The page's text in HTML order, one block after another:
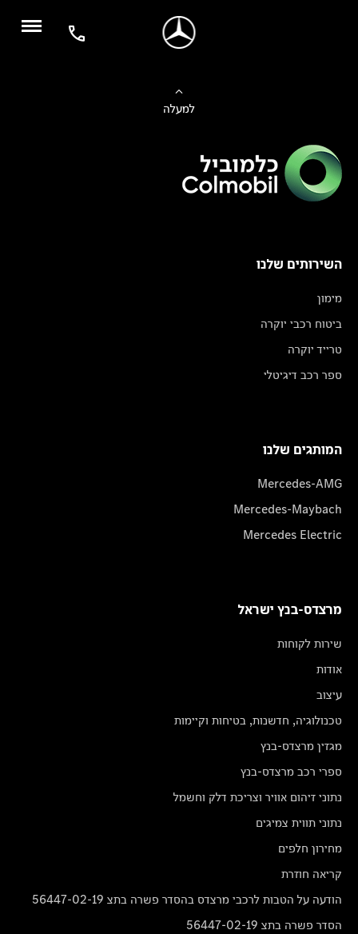
למעלה
השירותים שלנו
מימון
ביטוח רכבי יוקרה
טרייד יוקרה
ספר רכב דיגיטלי
המותגים שלנו
Mercedes-AMG
Mercedes-Maybach
Mercedes Electric
מרצדס-בנץ ישראל
שירות לקוחות
אודות
עיצוב
טכנולוגיה, חדשנות, בטיחות וקיימות
מגזין מרצדס-בנץ
ספרי רכב מרצדס-בנץ
נתוני זיהום אוויר וצריכת דלק וחשמל
נתוני תווית צמיגים
מחירון חלפים
קריאה חוזרת
הודעה על הטבות לרכבי מרצדס בהסדר פשרה בתצ 56447-02-19
הסדר פשרה בתצ 56447-02-19